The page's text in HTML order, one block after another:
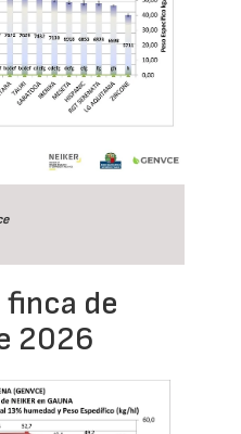
finca de
2026